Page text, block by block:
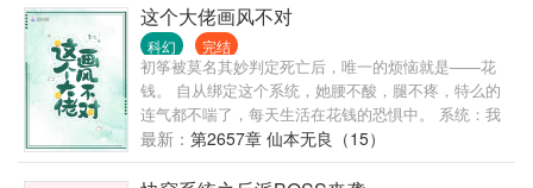
这个抱着我大腿的玩意是什么？ 某玩意：宝宝你想怎
么都可以。 初筝：（摸刀）那、那我不客气了。 系
统：小姐姐请你放下屠刀！！(▼へ▼メ) #小姐姐，真
的可以为所欲为，了解一下#
这个大佬画风不对
科幻 完结
初筝被莫名其妙判定死亡后，唯一的烦恼就是——花
钱。 自从绑定这个系统，她腰不酸，腿不疼，特么的
连气都不喘了，每天生活在花钱的恐惧中。 系统：我
们定个小目标，先败它一个亿……小姐姐你住手！你
不要随便开启无敌模式！(▼皿▼#) 初筝：你先解释下
最新： 第2657章 仙本无良（15）